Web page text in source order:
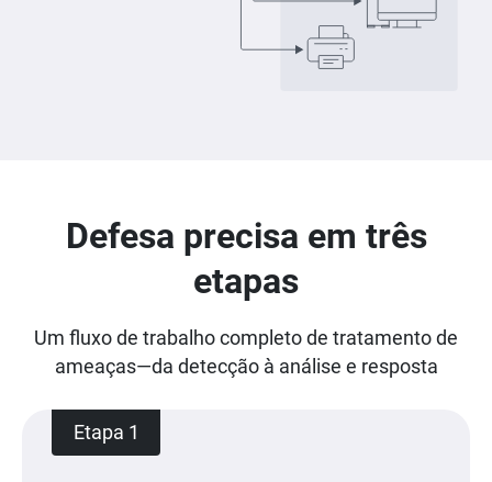
Defesa precisa em três
etapas
Um fluxo de trabalho completo de tratamento de
ameaças—da detecção à análise e resposta
Etapa 1